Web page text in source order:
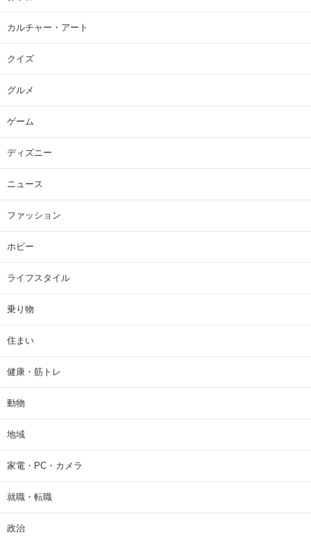
カルチャー・アート
クイズ
グルメ
ゲーム
ディズニー
ニュース
ファッション
ホビー
ライフスタイル
乗り物
住まい
健康・筋トレ
動物
地域
家電・PC・カメラ
就職・転職
政治